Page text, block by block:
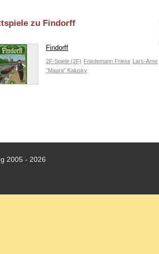
zu Findorff
Findorff
2F-Spiele (2F) Friedemann Friese Lars-Arne
"Maura" Kalusky
2005 - 2026